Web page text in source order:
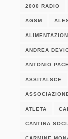
2000 RADIO
AGSM
ANDREA
ANTONIO
ASSITALSCE
ATLETA
CANTINA